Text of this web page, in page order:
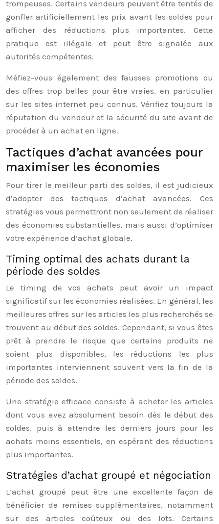
trompeuses. Certains vendeurs peuvent être tentés de
gonfler artificiellement les prix avant les soldes pour
afficher des réductions plus importantes. Cette
pratique est illégale et peut être signalée aux
autorités compétentes.
Méfiez-vous également des fausses promotions ou
des offres trop belles pour être vraies, en particulier
sur les sites internet peu connus. Vérifiez toujours la
réputation du vendeur et la sécurité du site avant de
procéder à un achat en ligne.
Tactiques d’achat avancées pour
maximiser les économies
Pour tirer le meilleur parti des soldes, il est judicieux
d’adopter des tactiques d’achat avancées. Ces
stratégies vous permettront non seulement de réaliser
des économies substantielles, mais aussi d’optimiser
votre expérience d’achat globale.
Timing optimal des achats durant la
période des soldes
Le timing de vos achats peut avoir un impact
significatif sur les économies réalisées. En général, les
meilleures offres sur les articles les plus recherchés se
trouvent au début des soldes. Cependant, si vous êtes
prêt à prendre le risque que certains produits ne
soient plus disponibles, les réductions les plus
importantes interviennent souvent vers la fin de la
période des soldes.
Une stratégie efficace consiste à acheter les articles
dont vous avez absolument besoin dès le début des
soldes, puis à attendre les derniers jours pour les
achats moins essentiels, en espérant des réductions
plus importantes.
Stratégies d’achat groupé et négociation
L’achat groupé peut être une excellente façon de
bénéficier de remises supplémentaires, notamment
sur des articles coûteux ou des lots. Certains